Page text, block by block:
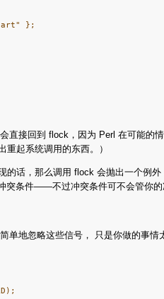
};
直接回到 flock，因为 Perl 在可能
起系统调用的东西。）
话，那么调用 flock 会抛出一个例
条件——不过冲突条件可不会管你
单地忽略这些信号， 只是你做的事